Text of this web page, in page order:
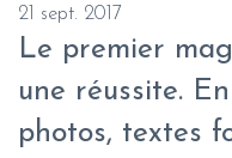
21 sept. 2017
Le premier
une réussite.
photos, textes